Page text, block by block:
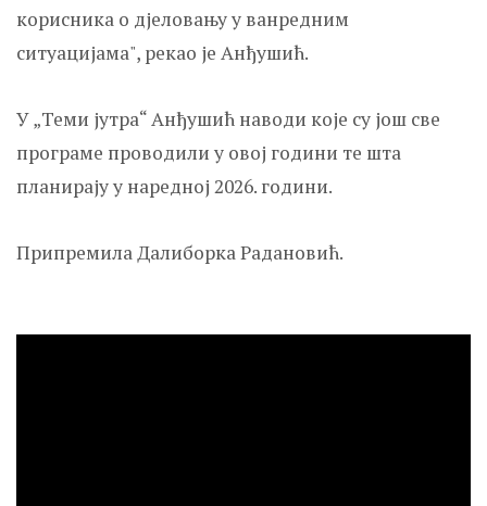
корисника о дјеловању у ванредним
ситуацијама", рекао је Анђушић.
У „Теми јутра“ Анђушић наводи које су још све
програме проводили у овој години те шта
планирају у наредној 2026. години.
Припремила Далиборка Радановић.